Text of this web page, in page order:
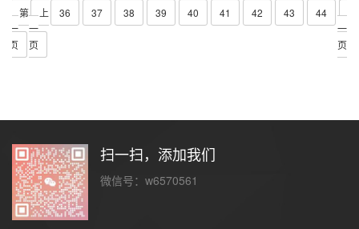
第
一
页
上
一
页
36 37 38 39 40 41 42 43 44
一
页
扫一扫，添加我们
微信号：w6570561